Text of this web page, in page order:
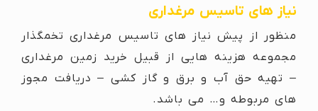
نیاز های تاسیس مرغداری
منظور از پیش نیاز های تاسیس مرغداری تخمگذار
مجموعه هزینه هایی از قبیل خرید زمین مرغداری
– تهیه حق آب و برق و گاز کشی – دریافت مجوز
های مربوطه و… می باشد.